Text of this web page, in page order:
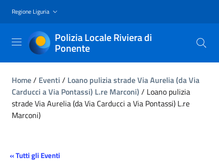
Regione Liguria
Polizia Locale Riviera di
Ponente
Home/ Eventi / Loano pulizia strade Via Aurelia (da Via
Carducci a Via Pontassi) L.re Marconi) / Loano pulizia
strade Via Aurelia (da Via Carducci a Via Pontassi) L.re
Marconi)
« Tutti gli Eventi